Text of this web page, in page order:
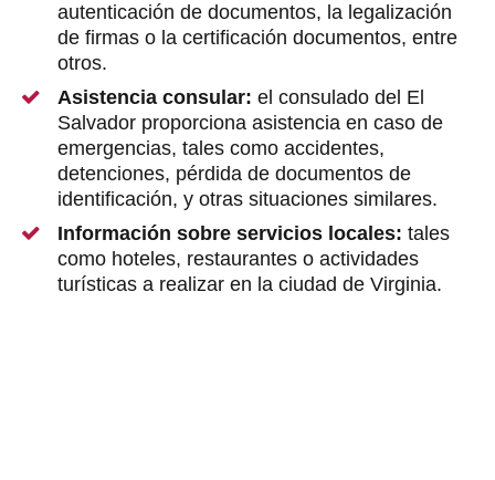
autenticación de documentos, la legalización
de firmas o la certificación documentos, entre
otros.
Asistencia consular: el consulado del El
Salvador proporciona asistencia en caso de
emergencias, tales como accidentes,
detenciones, pérdida de documentos de
identificación, y otras situaciones similares.
Información sobre servicios locales: tales
como hoteles, restaurantes o actividades
turísticas a realizar en la ciudad de Virginia.